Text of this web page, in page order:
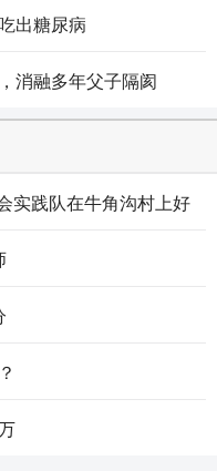
出糖尿病
消融多年父子隔阂
实践队在牛角沟村上好